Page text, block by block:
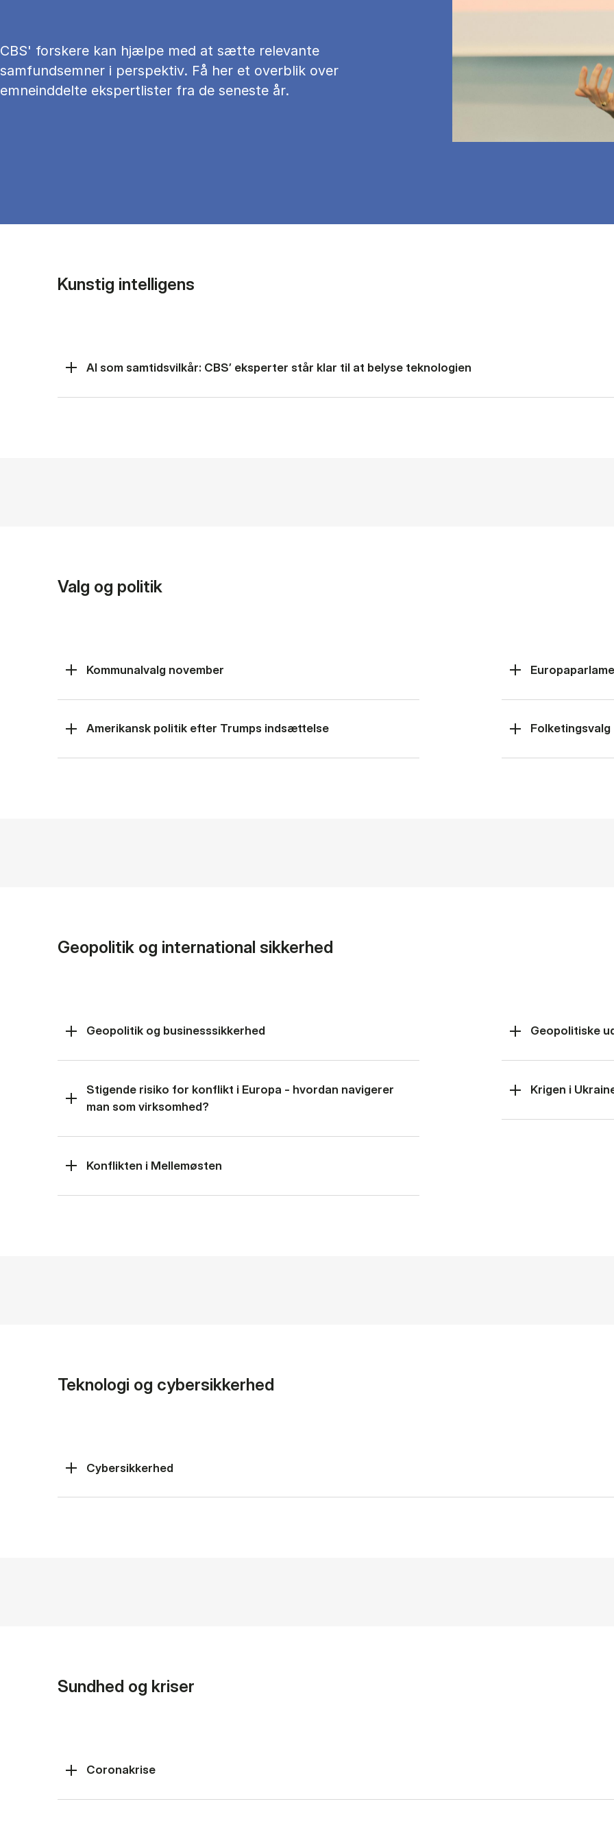
CBS' forskere kan hjælpe med at sætte relevante
samfundsemner i perspektiv. Få her et overblik over
emneinddelte ekspertlister fra de seneste år.
Kunstig intelligens
AI som samtidsvilkår: CBS’ eksperter står klar til at belyse teknologien
Valg og politik
Kommunalvalg november
Amerikansk politik efter Trumps indsættelse Folketingsvalg
Geopolitik og international sikkerhed
Geopolitik og businesssikkerhed
Stigende risiko for konflikt i Europa - hvordan navigerer
man som virksomhed?
Konflikten i Mellemøsten
Geopolitiske
Krigen i
Teknologi og cybersikkerhed
Cybersikkerhed
Sundhed og kriser
Coronakrise